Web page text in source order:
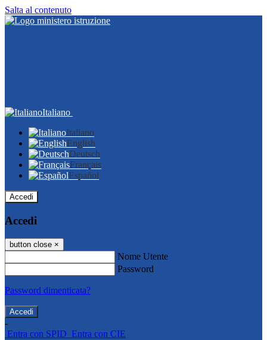
Salta al contenuto
Italiano
Italiano
English
Deutsch
Français
Español
Accedi
Accedi
button close ×
Nome Utente
Password
Password dimenticata?
-
Entra con SPID Entra con CIE